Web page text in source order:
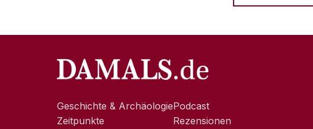
Geschichte & Archäologie
Zeitpunkte
Podcast
Rezensionen